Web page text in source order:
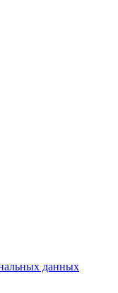
данных